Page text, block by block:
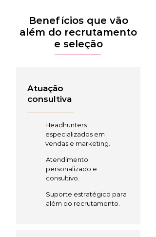
Benefícios que vão
além do recrutamento
e seleção
Atuação
consultiva
Headhunters
especializados em
vendas e marketing.
Atendimento
personalizado e
consultivo.
Suporte estratégico para
além do recrutamento.